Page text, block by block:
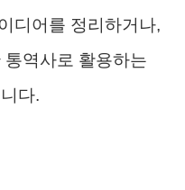
디어를 정리하거나,
역사로 활용하는
다.